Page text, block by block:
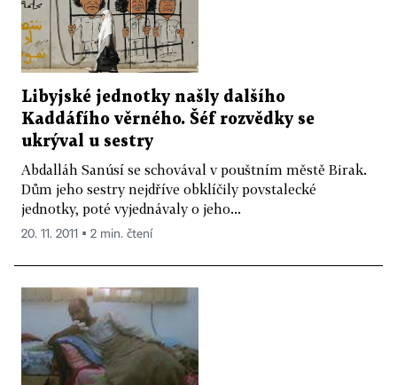
Libyjské jednotky našly dalšího
Kaddáfího věrného. Šéf rozvědky se
ukrýval u sestry
Abdalláh Sanúsí se schovával v pouštním městě Birak.
Dům jeho sestry nejdříve obklíčily povstalecké
jednotky, poté vyjednávaly o jeho...
20. 11. 2011 ▪ 2 min. čtení